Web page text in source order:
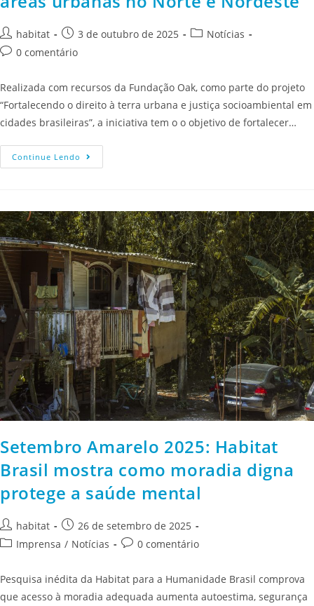
habitat 3 de outubro de 2025
Notícias
0 comentário
Realizada com recursos da Fundação Oak, como parte do projeto
“Fortalecendo o direito à terra urbana e justiça socioambiental em
cidades brasileiras”, a iniciativa tem o o objetivo de fortalecer…
Continue Lendo
Setembro Amarelo 2025: Habitat
Brasil mostra como moradia digna
protege a saúde mental
habitat
26 de setembro de 2025
Imprensa / Notícias 0 comentário
Pesquisa inédita da Habitat para a Humanidade Brasil comprova
que acesso à moradia adequada aumenta autoestima, segurança